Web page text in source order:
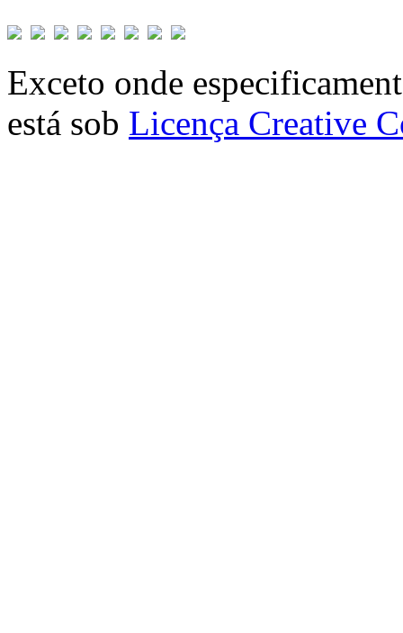
Exceto onde
está sob Licença Creative